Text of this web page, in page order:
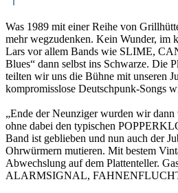
Was 1989 mit einer Reihe von
mehr wegzudenken. Kein Wunder, im
Lars vor allem Bands wie SLIME,
Blues“ dann selbst ins Schwarze. Die
teilten wir uns die Bühne mit unseren
kompromisslose Deutschpunk-Songs
„Ende der Neunziger wurden wir
ohne dabei den typischen
Band ist geblieben und nun auch der
Ohrwürmern mutieren. Mit bestem
Abwechslung auf dem Plattenteller.
ALARMSIGNAL, FAHNENFLUCHT